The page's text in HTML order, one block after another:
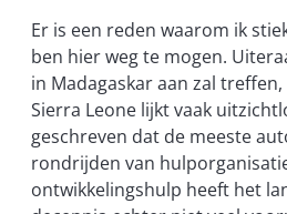
Er is een reden waarom ik
ben hier weg te mogen.
in Madagaskar aan zal
Sierra Leone lijkt vaak
geschreven dat de meeste
rondrijden van
ontwikkelingshulp heeft het